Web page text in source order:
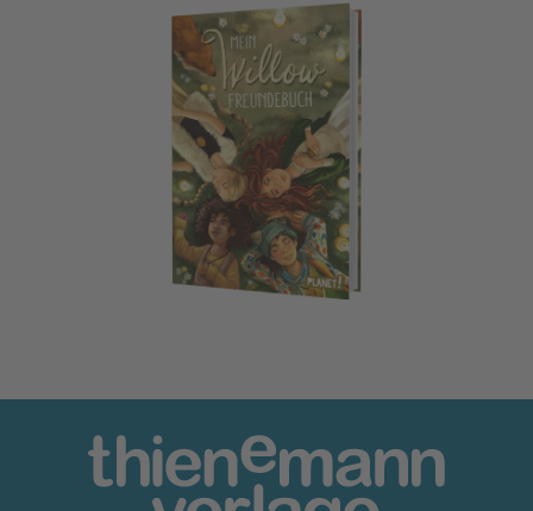
Ein Mädchen namens Willow: Mein Willow-Freundebuch